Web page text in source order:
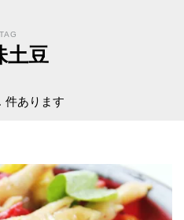
TAG
土豆
件あります